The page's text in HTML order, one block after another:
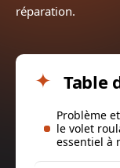
réparation.
Table
Problème
le volet
essentiel à